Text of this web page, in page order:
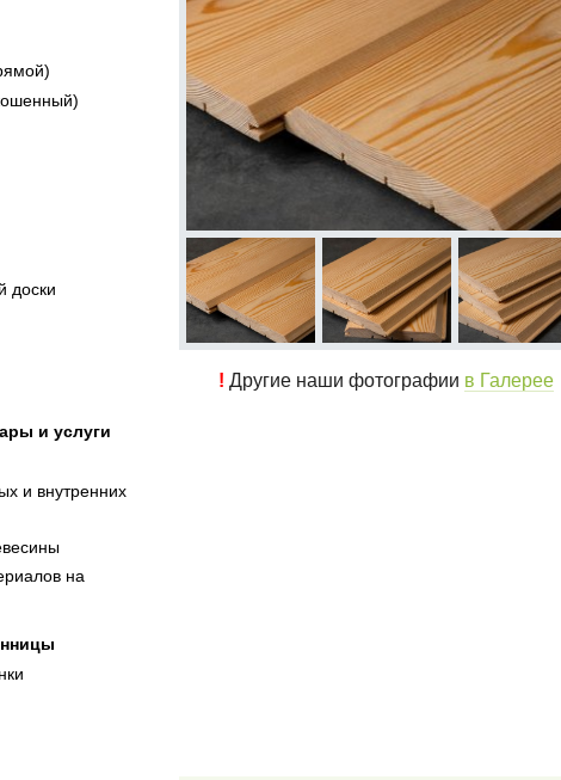
доски
и услуги
и внутренних
на
! Другие наши фотографии в Галерее